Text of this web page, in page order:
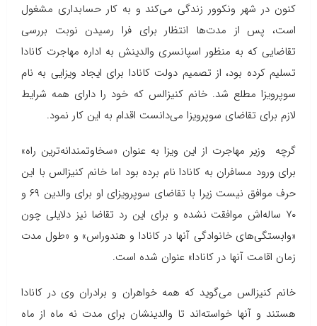
کنون در شهر ونکوور زندگی می‌کند و به کار حسابداری مشغول
است، پس از مدت‌ها انتظار برای فرا رسیدن نوبت بررسی
تقاضایی که به منظور اسپانسری والدینش به اداره مهاجرت کانادا
تسلیم کرده بود، از تصمیم دولت کانادا برای ایجاد ویزایی به نام
سوپرویزا مطلع شد. خانم کنیزالس که خود را دارای همه شرایط
لازم برای تقاضای سوپرویزا می‌دانست اقدام به این کار نمود.
گرچه وزیر مهاجرت از این ویزا به عنوان «سخاوتمندانه‌ترین راه»
برای ورود مسافران به کانادا نام برده بود اما خانم کنیزالس با این
حرف موافق نیست زیرا با تقاضای سوپرویزای او برای والدین ۶۹ و
۷۰ ساله‌اش موافقت نشده و برای این رد تقاضا نیز دلایلی چون
«وابستگی‌های خانوادگی آنها در کانادا و هندوراس» و «طول مدت
زمان اقامت آنها در کانادا» عنوان شده است.
خانم کنیزالس می‌گوید که همه خواهران و برادران وی در کانادا
هستند و آنها خواسته‌اند تا والدینشان برای مدت نه ماه از ماه